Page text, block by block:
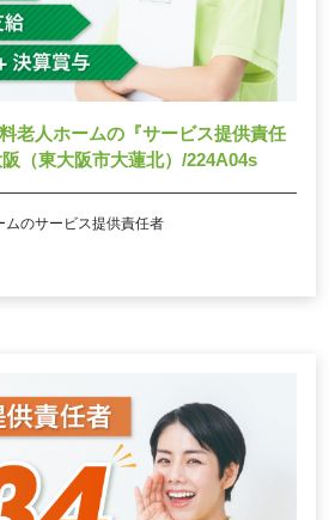
老人ホームの『サービス提供責任
（東大阪市大蓮北）/224A04s
ムのサービス提供責任者